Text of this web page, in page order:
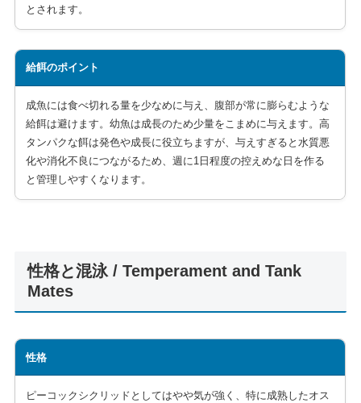
とされます。
給餌のポイント
成魚には食べ切れる量を少なめに与え、腹部が常に膨らむような
給餌は避けます。幼魚は成長のため少量をこまめに与えます。高
タンパクな餌は発色や成長に役立ちますが、与えすぎると水質悪
化や消化不良につながるため、週に1日程度の控えめな日を作る
と管理しやすくなります。
性格と混泳 / Temperament and Tank
Mates
性格
ピーコックシクリッドとしてはやや気が強く、特に成熟したオス